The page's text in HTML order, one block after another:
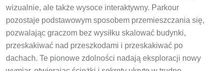
wizualnie, ale także wysoce interaktywny. Parkour
pozostaje podstawowym sposobem przemieszczania się,
pozwalając graczom bez wysiłku skalować budynki,
przeskakiwać nad przeszkodami i przeskakiwać po
dachach. Te pionowe zdolności nadają eksploracji nowy